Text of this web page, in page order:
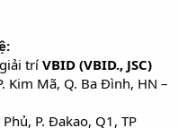
trí VBID (VBID., JSC)
Kim Mã, Q. Ba Đình, HN –
P. Đakao, Q1, TP